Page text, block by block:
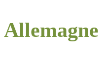
Allemagne